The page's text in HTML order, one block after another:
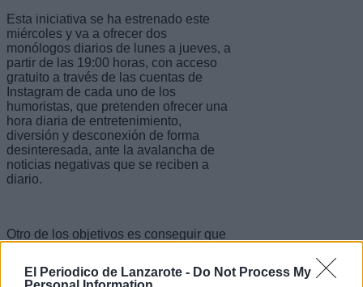
El Periodico de Lanzarote - Do Not Process My
Esta iniciativa se ha estrenado este
miércoles y va a ofrecer dos
monólogos diarios de lunes a jueves, a
partir de las 19:00 horas, con acceso
gratuito a través de las cuentas de
Instagram de cada uno de los
humoristas, que pretenden ofrecer una
hora diaria de entretenimiento,
diversión y desconexión de forma
desinteresada, ante la avalancha de
noticias negativas que se reciben a
diario.
Otro de los objetivos es conseguir que
individuales como las empresas,
puedan participar con una aportación